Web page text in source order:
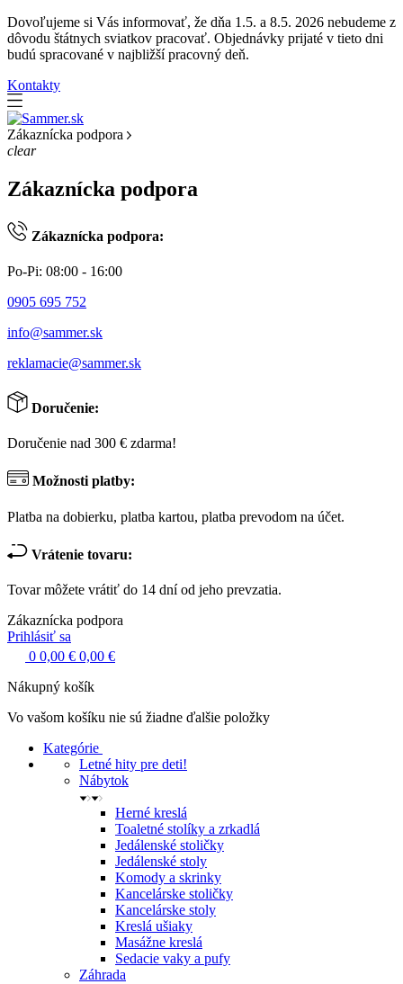
Dovoľujeme si Vás informovať, že dňa 1.5. a 8.5. 2026 nebudeme z
dôvodu štátnych sviatkov pracovať. Objednávky prijaté v tieto dni
budú spracované v najbližší pracovný deň.
Kontakty
Zákaznícka podpora
clear
Zákaznícka podpora
Zákaznícka podpora:
Po-Pi: 08:00 - 16:00
0905 695 752
info@sammer.sk
reklamacie@sammer.sk
Doručenie:
Doručenie nad 300 € zdarma!
Možnosti platby:
Platba na dobierku, platba kartou, platba prevodom na účet.
Vrátenie tovaru:
Tovar môžete vrátiť do 14 dní od jeho prevzatia.
Zákaznícka podpora
Prihlásiť sa
0 0,00 € 0,00 €
Nákupný košík
Vo vašom košíku nie sú žiadne ďalšie položky
Kategórie
Letné hity pre deti!
Nábytok
Herné kreslá
Toaletné stolíky a zrkadlá
Jedálenské stoličky
Jedálenské stoly
Komody a skrinky
Kancelárske stoličky
Kancelárske stoly
Kreslá ušiaky
Masážne kreslá
Sedacie vaky a pufy
Záhrada